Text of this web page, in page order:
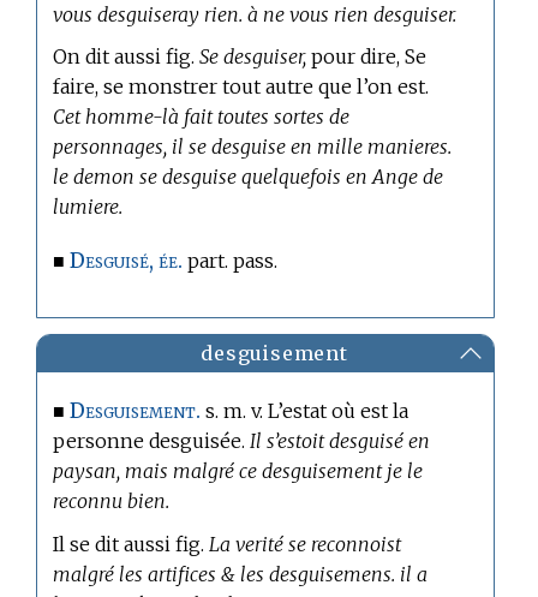
vous desguiseray rien. à ne vous rien desguiser.
On dit aussi fig.Se desguiser, pour dire, Se
faire, se monstrer tout autre que l’on est.
Cet homme-là fait toutes sortes de
personnages, il se desguise en mille manieres.
le demon se desguise quelquefois en Ange de
lumiere.
■Desguisé, ée. part. pass.
desguisement
■Desguisement. s. m. v. L’estat où est la
personne desguisée. Il s’estoit desguisé en
paysan, mais malgré ce desguisement je le
reconnu bien.
Il se dit aussi fig. La verité se reconnoist
malgré les artifices & les desguisemens. il a